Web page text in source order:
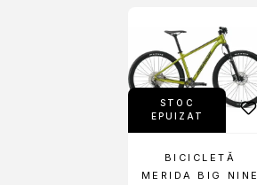
STOC
EPUIZAT
BICICLETĂ
MERIDA BIG NINE